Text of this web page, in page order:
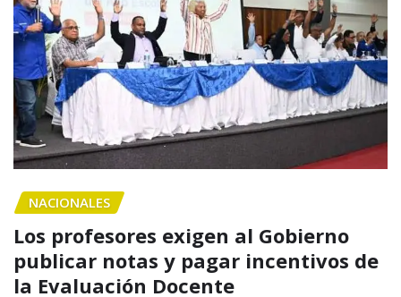
NACIONALES
Los profesores exigen al Gobierno
publicar notas y pagar incentivos de
la Evaluación Docente